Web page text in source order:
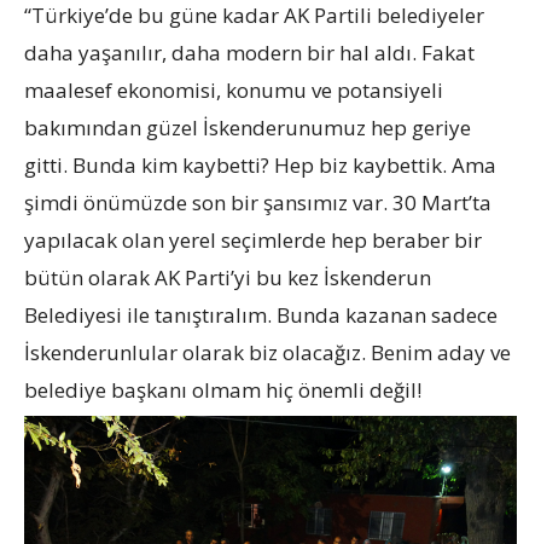
“Türkiye’de bu güne kadar AK Partili belediyeler
daha yaşanılır, daha modern bir hal aldı. Fakat
maalesef ekonomisi, konumu ve potansiyeli
bakımından güzel İskenderunumuz hep geriye
gitti. Bunda kim kaybetti? Hep biz kaybettik. Ama
şimdi önümüzde son bir şansımız var. 30 Mart’ta
yapılacak olan yerel seçimlerde hep beraber bir
bütün olarak AK Parti’yi bu kez İskenderun
Belediyesi ile tanıştıralım. Bunda kazanan sadece
İskenderunlular olarak biz olacağız. Benim aday ve
belediye başkanı olmam hiç önemli değil!